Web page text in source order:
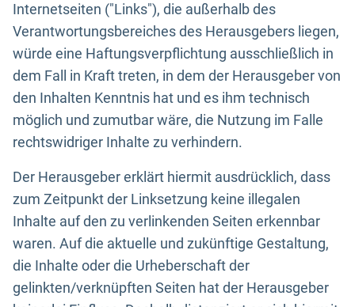
Internetseiten ("Links"), die außerhalb des
Verantwortungsbereiches des Herausgebers liegen,
würde eine Haftungsverpflichtung ausschließlich in
dem Fall in Kraft treten, in dem der Herausgeber von
den Inhalten Kenntnis hat und es ihm technisch
möglich und zumutbar wäre, die Nutzung im Falle
rechtswidriger Inhalte zu verhindern.
Der Herausgeber erklärt hiermit ausdrücklich, dass
zum Zeitpunkt der Linksetzung keine illegalen
Inhalte auf den zu verlinkenden Seiten erkennbar
waren. Auf die aktuelle und zukünftige Gestaltung,
die Inhalte oder die Urheberschaft der
gelinkten/verknüpften Seiten hat der Herausgeber